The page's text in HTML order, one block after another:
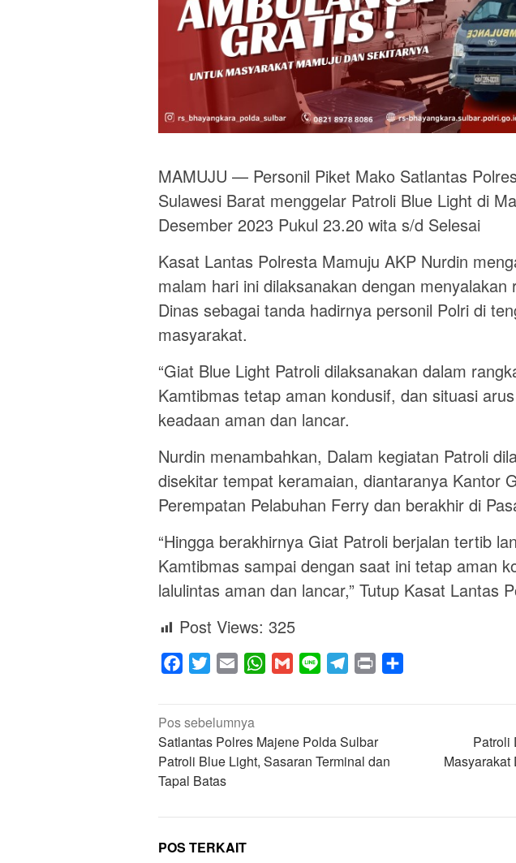
MAMUJU — Personil Piket Mako Satlantas
Sulawesi Barat menggelar Patroli Blue Light di
Desember 2023 Pukul 23.20 wita s/d Selesai
Kasat Lantas Polresta Mamuju AKP Nurdin
malam hari ini dilaksanakan dengan menyalakan
Dinas sebagai tanda hadirnya personil Polri di
masyarakat.
“Giat Blue Light Patroli dilaksanakan dalam
Kamtibmas tetap aman kondusif, dan situasi
keadaan aman dan lancar.
Nurdin menambahkan, Dalam kegiatan Patroli
disekitar tempat keramaian, diantaranya Kantor
Perempatan Pelabuhan Ferry dan berakhir di
“Hingga berakhirnya Giat Patroli berjalan tertib
Kamtibmas sampai dengan saat ini tetap aman
lalulintas aman dan lancar,” Tutup Kasat Lantas
Post Views: 325
Facebook
Twitter Email WhatsApp
Gmail Line Telegram
Print
Navigasi
pos
Pos sebelumnya
Satlantas Polres Majene Polda Sulbar
Patroli Blue Light, Sasaran Terminal dan
Tapal Batas
Patroli
Masyarakat
POS TERKAIT